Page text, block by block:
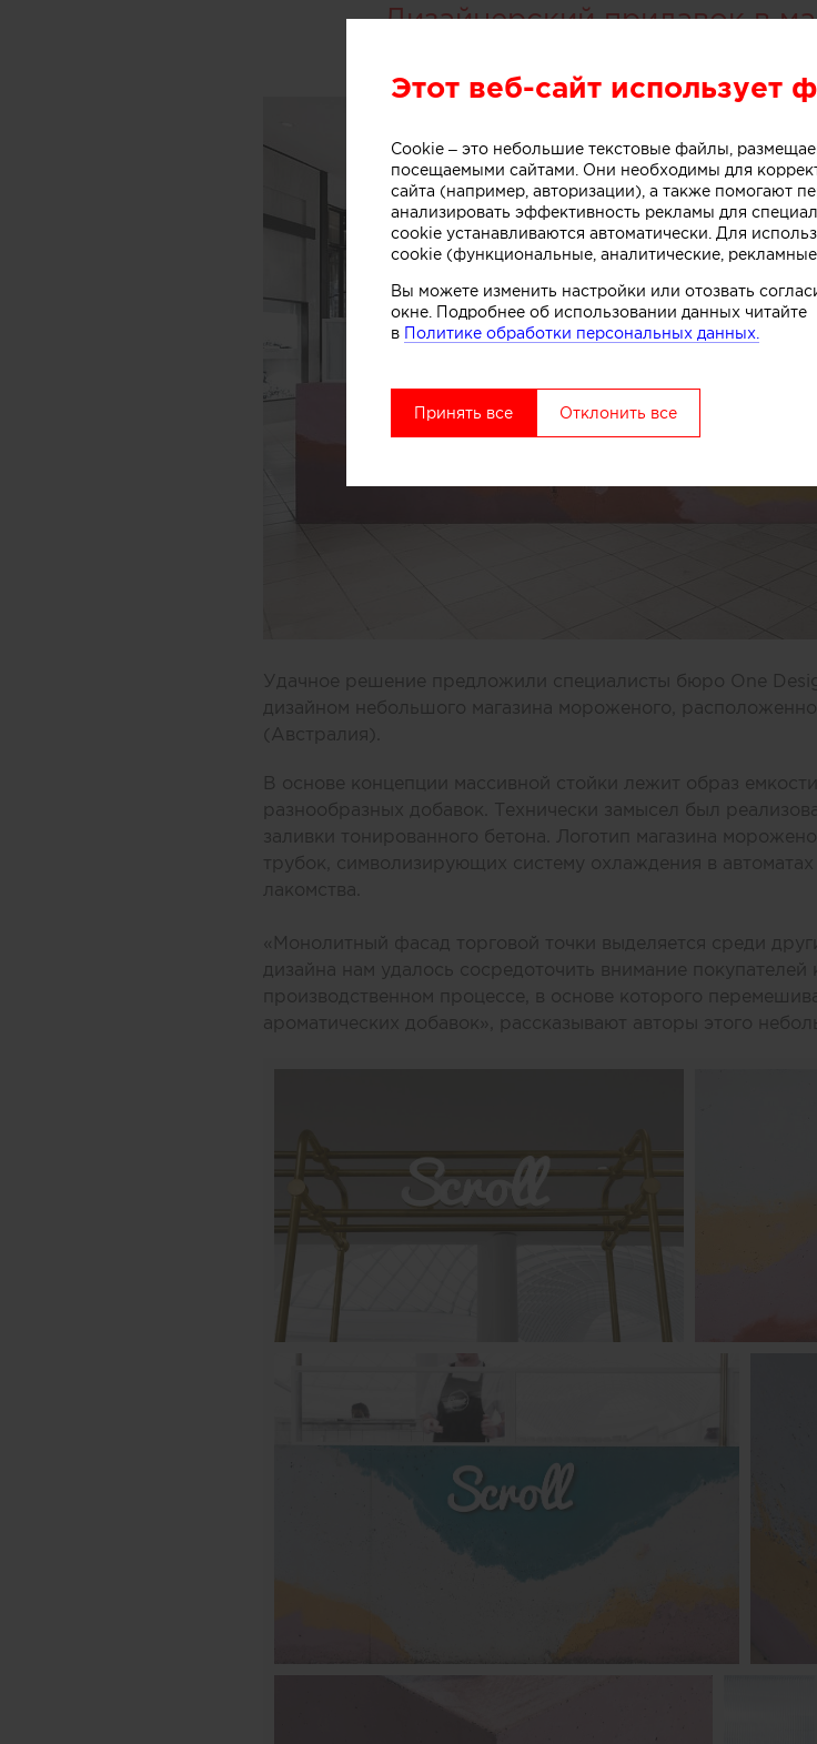
Дизайнерский прилавок в
Удачное решение предложили специалисты бюро One
дизайном небольшого магазина мороженого,
(Австралия).
В основе концепции массивной стойки лежит образ
разнообразных добавок. Технически замысел был
заливки тонированного бетона. Логотип магазина
трубок, символизирующих систему охлаждения в
лакомства.
«Монолитный фасад торговой точки выделяется среди
дизайна нам удалось сосредоточить внимание
производственном процессе, в основе которого
ароматических добавок», рассказывают авторы этого
Этот веб-сайт использует
Cookie – это небольшие текстовые файлы,
посещаемыми сайтами. Они необходимы для
сайта (например, авторизации), а также помогают
анализировать эффективность рекламы для
cookie устанавливаются автоматически. Для
cookie (функциональные, аналитические,
Вы можете изменить настройки или отозвать
окне. Подробнее об использовании данных читайте
в Политике обработки персональных данных.
Принять все Отклонить все